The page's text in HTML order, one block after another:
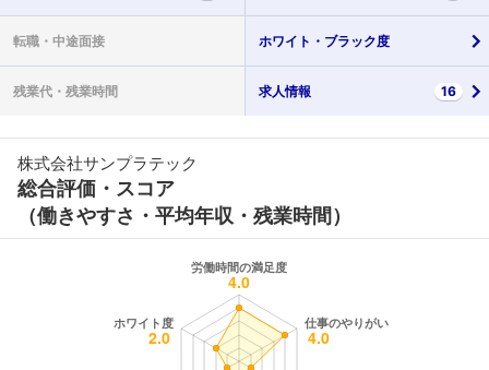
転職・ 中途面接 ホワイト・ ブラック度
残業代・ 残業時間 求人情報 16
株式会社サンプラテック
総合評価・スコア
（働きやすさ・平均年収・残業時間）